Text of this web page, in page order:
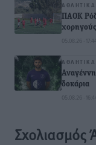
ΑΘΛΗΤΙΚΆ
ΠΑΟΚ
χορηγούς
05.08.26 · 17:44
ΑΘΛΗΤΙΚΆ
δοκάρια
05.08.26 ·
Σχολιασμός